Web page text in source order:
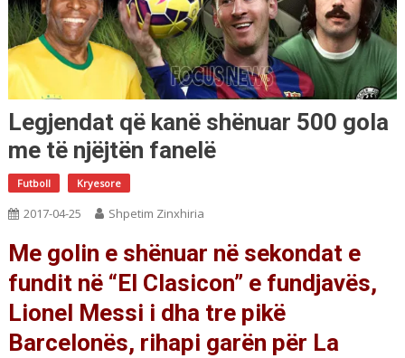
Legjendat që kanë shënuar 500 gola
me të njëjtën fanelë
Futboll Kryesore
2017-04-25 Shpetim Zinxhiria
Me golin e shënuar në sekondat e
fundit në “El Clasicon” e fundjavës,
Lionel Messi i dha tre pikë
Barcelonës, rihapi garën për La